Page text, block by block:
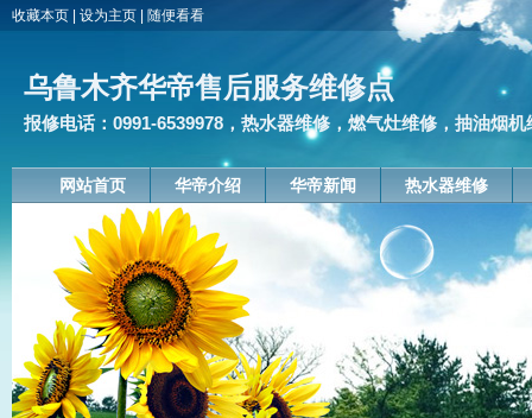
收藏本页 设为主页 随便看看
乌鲁木齐华帝售后服务维修点
报修电话：0991-6539978，热水器维修，燃气灶维修，抽油烟机
网站首页 华帝介绍 华帝新闻 热水器维修